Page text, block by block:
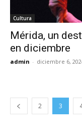
Cultura
Mérida, un
en diciembre
admin - diciembre 6,
2 3